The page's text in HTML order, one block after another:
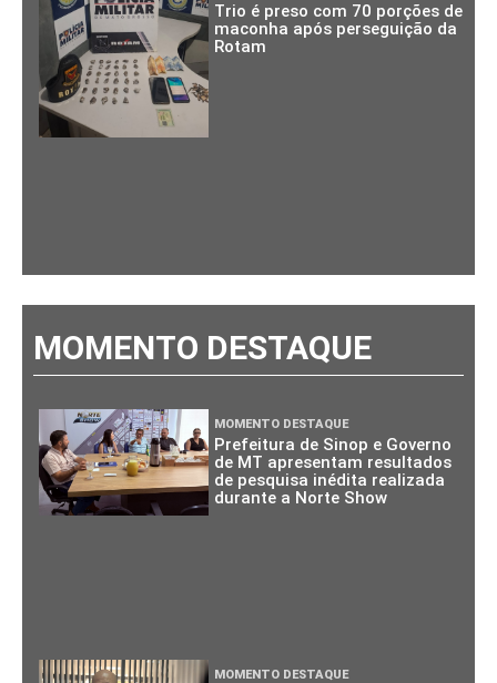
Trio é preso com 70 porções de
maconha após perseguição da
Rotam
MOMENTO DESTAQUE
MOMENTO DESTAQUE
Prefeitura de Sinop e Governo
de MT apresentam resultados
de pesquisa inédita realizada
durante a Norte Show
MOMENTO DESTAQUE